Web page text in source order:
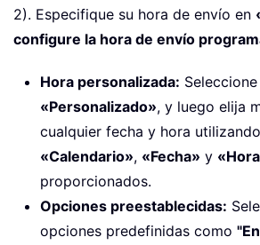
2). Especifique su hora de envío en
configure la hora de envío
Hora personalizada: Seleccione
«Personalizado», y luego elija
cualquier fecha y hora
«Calendario», «Fecha» y
proporcionados.
Opciones preestablecidas:
opciones predefinidas como